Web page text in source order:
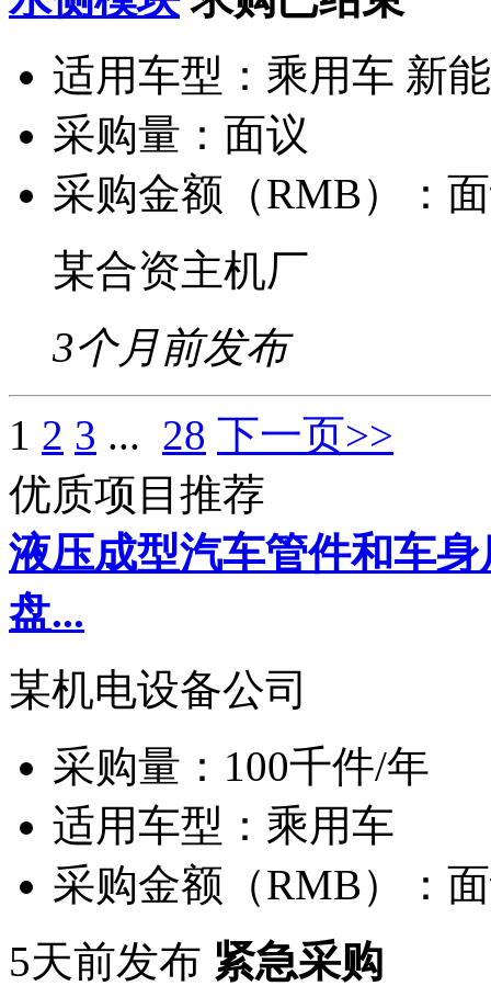
适用车型： 乘用车 新
采购量： 面议
采购金额（RMB）：
某合资主机厂
3个月前发布
1 2 3 ... 28 下一页>>
优质项目推荐
液压成型汽车管件和车
盘...
某机电设备公司
采购量： 100千件/年
适用车型： 乘用车
采购金额（RMB）：
5天前发布 紧急采购